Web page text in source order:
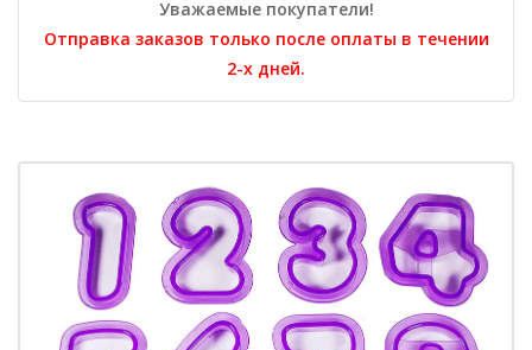
Уважаемые покупатели!
Отправка заказов только после оплаты в течении
2-х дней.